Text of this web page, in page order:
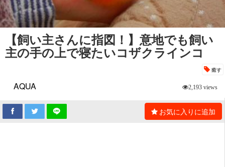
【飼い主さんに指図！】意地でも飼い
主の手の上で寝たいコザクラインコ
癒す
AQUA 2,193 views
お気に入りに追加